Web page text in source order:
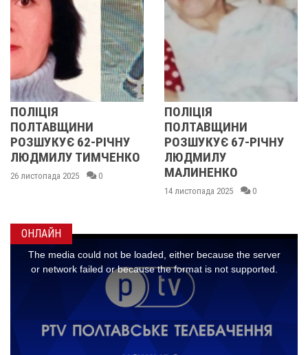
РІЧНУ
0
ПОЛТАВЩИНИ
РОЗШУКУЄ 67-РІЧНУ
ЛЮДМИЛУ
МАЛИНЕНКО
0
ОБЛАСТІ
ОНЛАЙН